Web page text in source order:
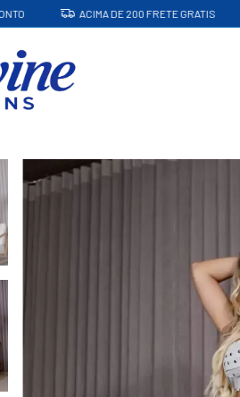
ACIMA DE 200 FRETE GRATIS